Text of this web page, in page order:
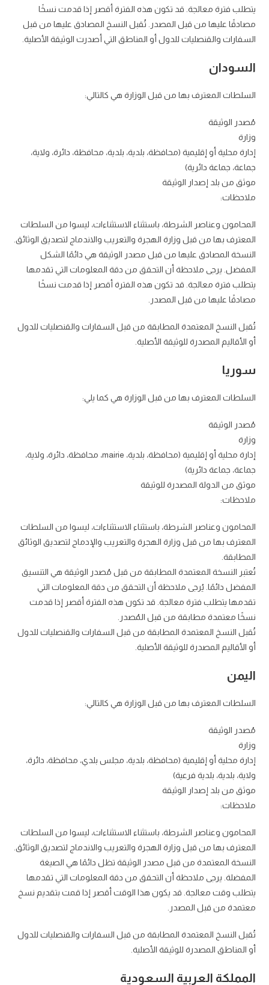
يتطلب فترة معالجة. قد تكون هذه الفترة أقصر إذا قدمت نسخًا
مصادقًا عليها من قبل المصدر. تُقبل النسخ المصادق عليها من قبل
السفارات والقنصليات للدول أو المناطق التي أصدرت الوثيقة الأصلية.
السودان
السلطات المعترف بها من قبل الوزارة هي كالتالي:
مُصدر الوثيقة
وزارة
إدارة محلية أو إقليمية (محافظة، بلدية، بلدية، محافظة، دائرة، ولاية،
جماعة، جماعة دائرية)
موثق من بلد إصدار الوثيقة
ملاحظات:
المحامون وعناصر الشرطة، باستثناء الاستثناءات، ليسوا من السلطات
المعترف بها من قبل وزارة الهجرة والتعريب والاندماج لتصديق الوثائق.
النسخة المصادق عليها من قبل مصدر الوثيقة هي دائمًا الشكل
المفضل. يرجى ملاحظة أن التحقق من دقة المعلومات التي تقدمها
يتطلب فترة معالجة. قد تكون هذه الفترة أقصر إذا قدمت نسخًا
مصادقًا عليها من قبل المصدر.
تُقبل النسخ المعتمدة المطابقة من قبل السفارات والقنصليات للدول
أو الأقاليم المصدرة للوثيقة الأصلية.
سوريا
السلطات المعترف بها من قبل الوزارة هي كما يلي:
مُصدر الوثيقة
وزارة
إدارة محلية أو إقليمية (محافظة، بلدية، mairie، محافظة، دائرة، ولاية،
جماعة، جماعة دائرية)
موثق من الدولة المصدرة للوثيقة
ملاحظات:
المحامون وعناصر الشرطة، باستثناء الاستثناءات، ليسوا من السلطات
المعترف بها من قبل وزارة الهجرة والتعريب والإدماج لتصديق الوثائق
المطابقة.
تُعتبر النسخة المعتمدة المطابقة من قبل مُصدر الوثيقة هي التنسيق
المفضل دائمًا. يُرجى ملاحظة أن التحقق من دقة المعلومات التي
تقدمها يتطلب فترة معالجة. قد تكون هذه الفترة أقصر إذا قدمت
نسخًا معتمدة مطابقة من قبل المُصدر.
تُقبل النسخ المعتمدة المطابقة من قبل السفارات والقنصليات للدول
أو الأقاليم المصدرة للوثيقة الأصلية.
اليمن
السلطات المعترف بها من قبل الوزارة هي كالتالي:
مُصدر الوثيقة
وزارة
إدارة محلية أو إقليمية (محافظة، بلدية، مجلس بلدي، محافظة، دائرة،
ولاية، بلدية، بلدية فرعية)
موثق من بلد إصدار الوثيقة
ملاحظات:
المحامون وعناصر الشرطة، باستثناء الاستثناءات، ليسوا من السلطات
المعترف بها من قبل وزارة الهجرة والتعريب والاندماج لتصديق الوثائق.
النسخة المعتمدة من قبل مصدر الوثيقة تظل دائمًا هي الصيغة
المفضلة. يرجى ملاحظة أن التحقق من دقة المعلومات التي تقدمها
يتطلب وقت معالجة. قد يكون هذا الوقت أقصر إذا قمت بتقديم نسخ
معتمدة من قبل المصدر.
تُقبل النسخ المعتمدة المطابقة من قبل السفارات والقنصليات للدول
أو المناطق المصدرة للوثيقة الأصلية.
المملكة العربية السعودية